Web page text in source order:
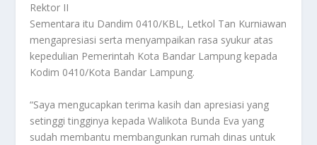
Rektor II
Sementara itu Dandim 0410/KBL, Letkol Tan Kurniawan
mengapresiasi serta menyampaikan rasa syukur atas
kepedulian Pemerintah Kota Bandar Lampung kepada
Kodim 0410/Kota Bandar Lampung.
“Saya mengucapkan terima kasih dan apresiasi yang
setinggi tingginya kepada Walikota Bunda Eva yang
sudah membantu membangunkan rumah dinas untuk